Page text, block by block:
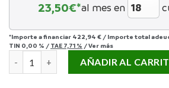
23,50€*al mes en
*Importe a financiar 422,94 € / Importe total
TIN 0,00 % / TAE 7,71 % /Ver más
DENON DP-300 cantidadAÑADIR AL